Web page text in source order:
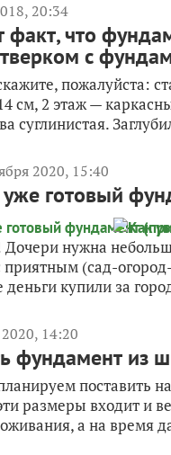
20:34
факт, что
с
пожалуйста:
см, 2 этаж —
суглинистая.
2020, 15:40
уже готовый
Дочери нужна
приятным (сад-
деньги купили за
14:20
фундамент из
поставить
размеры входит и
а на время